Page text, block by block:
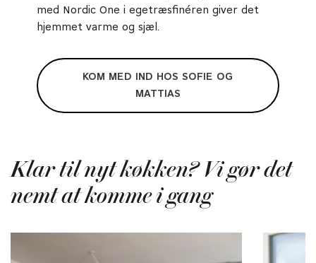
med Nordic One i egetræsfinéren giver det
hjemmet varme og sjæl.
KOM MED IND HOS SOFIE OG
MATTIAS
Klar til nyt køkken? Vi gør det
nemt at komme i gang